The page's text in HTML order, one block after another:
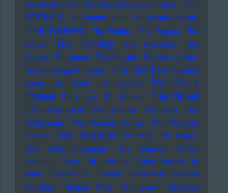
Louvin Brothers The Man They Could'nt Hang
Meteors The Moody Blues The Murder Capital
The Notwist The Platters The Pogues
The
Police
The Prodigy The Residents
The
Routes The Seeds The Selecter The Sha La Das
The Smashing Pumpkins The Smiths The Soft
Moon
The Sound The Specials
The Stone
Roses
The Streets The Strokes
The Velvet
Underground
The Ventures The Verve
The
Walkabouts
The Weather Station
The Wedding
Present
The Weeknd The Who
The Wings
The Wirtschaftswunder
The Zombies
Thees
Uhlmann
Them Thilo Mischke
Thirty Seconds To
Mars
Thomas D Thomas Gottschalk
Thomas
Pynchon
Thomas Stein Thompson
Throbbing